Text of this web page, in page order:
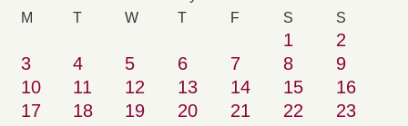
M T W T F S S
1
2
3
4 5 6 7 8
9
10
11 12 13 14 15
16
17
18 19 20 21 22
23